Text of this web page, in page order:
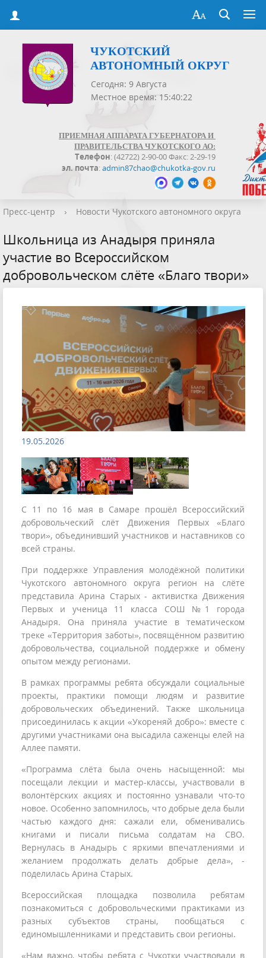
ЧУКОТСКИЙ
АВТОНОМНЫЙ ОКРУГ
Сегодня: 9 Августа
Местное время: 15:40:22
ПРИЕМНАЯ АППАРАТА ГУБЕРНАТОРА И
ПРАВИТЕЛЬСТВА ЧУКОТСКОГО АО:
Телефон: (42722) 2-90-00 Факс: 2-29-19
эл. почта:admin87chao@chukotka-gov.ru
Пресс-центр › Новости Чукотского автономного округа
Школьница из Анадыря приняла
участие во Всероссийском
добровольческом слёте «Благо твори»
19.05.2026
С 11 по 16 мая в Самаре прошёл Всероссийский
добровольческий слёт Движения Первых «Благо
твори», объединивший участников и наставников со
всей страны.
При поддержке Управления молодёжной политики
Чукотского автономного округа регион на слёте
представила Арина Старых - активистка Движения
Первых и ученица 11 класса СОШ №1 города
Анадыря. Она приняла участие в тематическом
треке «Территория заботы», посвящённом развитию
добровольчества, социальной поддержке и обмену
опытом между регионами.
В рамках программы ребята обсуждали социальные
проекты, практики помощи людям и развитие
добровольческих объединений. Также школьница
присоединилась к акции «Укореняй добро»: вместе с
другими участниками она высадила саженцы елей на
Аллее памяти.
«Программа слёта была очень насыщенной: мы
посещали лекции и мастер-классы, участвовали в
волонтёрских акциях и постоянно узнавали что-то
новое. Особенно запомнилось, что добрые дела были
частью каждого дня: сажали ели, обменивались
книгами и писали письма солдатам на СВО.
Вернулась в Анадырь с яркими впечатлениями и
желанием продолжать делать добрые дела», -
поделилась Арина Старых.
Всероссийская площадка позволила ребятам
познакомиться с добровольческими практиками из
разных субъектов страны, пообщаться с
единомышленниками и представить свои регионы.
«Нам важно, чтобы ребята с Чукотки участвовали в